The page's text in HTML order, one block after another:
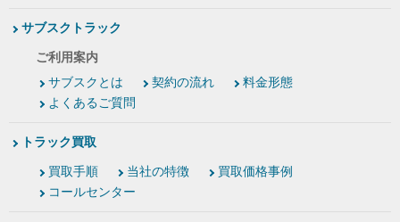
サブスクトラック
ご利用案内
サブスクとは
契約の流れ
料金形態
よくあるご質問
トラック買取
買取手順 当社の特徴
買取価格事例
コールセンター